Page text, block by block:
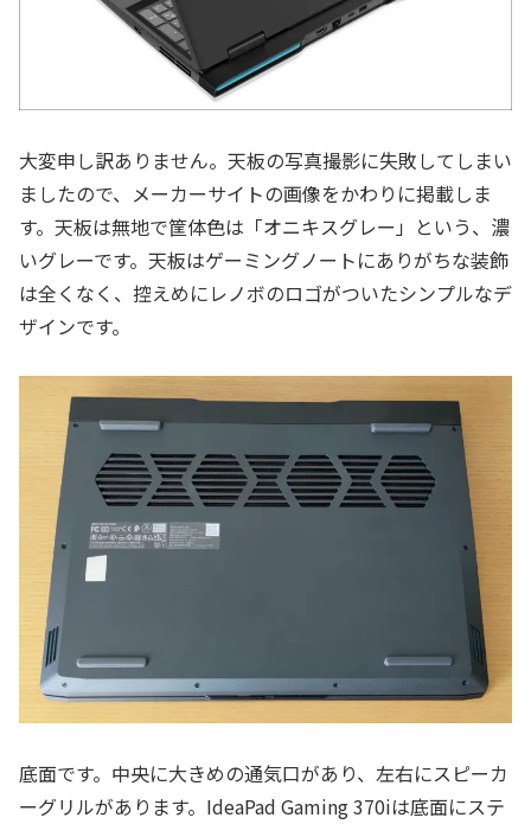
大変申し訳ありません。天板の写真撮影に失敗してしまい
ましたので、メーカーサイトの画像をかわりに掲載しま
す。天板は無地で筐体色は「オニキスグレー」という、濃
いグレーです。天板はゲーミングノートにありがちな装飾
は全くなく、控えめにレノボのロゴがついたシンプルなデ
ザインです。
底面です。中央に大きめの通気口があり、左右にスピーカ
ーグリルがあります。IdeaPad Gaming 370iは底面にステ